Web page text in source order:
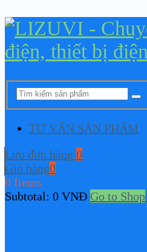
TƯ VẤN SẢN PHẨM
Lưu đơn hàng 0
Giỏ hàng0
0 Items
Subtotal: 0 VNĐ Go to Shop